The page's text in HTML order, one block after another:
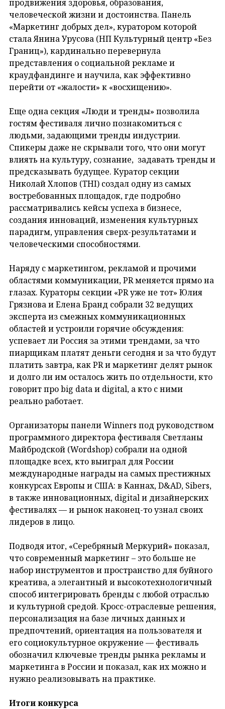
продвижения здоровья, образования,
человеческой жизни и достоинства. Панель
«Маркетинг добрых дел», куратором которой
стала Янина Урусова (НП Культурный центр «Без
Границ»), кардинально перевернула
представления о социальной рекламе и
краудфандинге и научила, как эффективно
перейти от «жалости» к «восхищению».
Еще одна секция «Люди и тренды» позволила
гостям фестиваля лично познакомиться с
людьми, задающими тренды индустрии.
Спикеры даже не скрывали того, что они могут
влиять на культуру, сознание, задавать тренды и
предсказывать будущее. Куратор секции
Николай Хлопов (THI) создал одну из самых
востребованных площадок, где подробно
рассматривались кейсы успеха в бизнесе,
создания инноваций, изменения культурных
парадигм, управления сверх-результатами и
человеческими способностями.
Наряду с маркетингом, рекламой и прочими
областями коммуникации, PR меняется прямо на
глазах. Кураторы секции «PR уже не тот» Юлия
Грязнова и Елена Бранд собрали 32 ведущих
эксперта из смежных коммуникационных
областей и устроили горячие обсуждения:
успевает ли Россия за этими трендами, за что
пиарщикам платят деньги сегодня и за что будут
платить завтра, как PR и маркетинг делят рынок
и долго ли им осталось жить по отдельности, кто
говорит про big data и digital, а кто с ними
реально работает.
Организаторы панели Winners под руководством
программного директора фестиваля Светланы
Майбродской (Wordshop) собрали на одной
площадке всех, кто выиграл для России
международные награды на самых престижных
конкурсах Европы и США: в Каннах, D&AD, Sibers,
в также инновационных, digital и дизайнерских
фестивалях — и рынок наконец-то узнал своих
лидеров в лицо.
Подводя итог, «Серебряный Меркурий» показал,
что современный маркетинг – это больше не
набор инструментов и пространство для буйного
креатива, а элегантный и высокотехнологичный
способ интегрировать бренды с любой отраслью
и культурной средой. Кросс-отраслевые решения,
персонализация на базе личных данных и
предпочтений, ориентация на пользователя и
его социокультурное окружение — фестиваль
обозначил ключевые тренды рынка рекламы и
маркетинга в России и показал, как их можно и
нужно реализовывать на практике.
Итоги конкурса